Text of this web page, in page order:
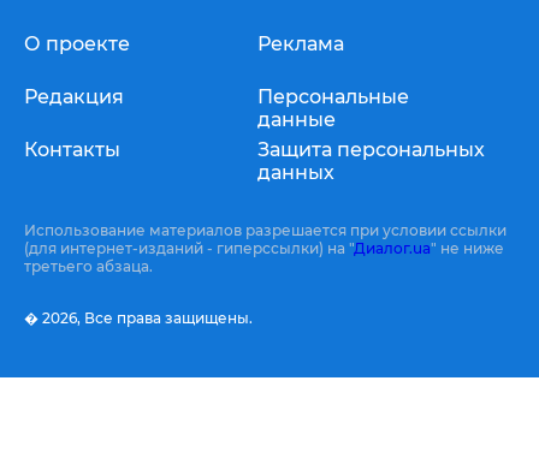
О проекте
Редакция
Контакты
Реклама
Персональные
данные
Защита персональных
данных
Использование материалов разрешается при условии ссылки
(для интернет-изданий - гиперссылки) на "Диалог.ua" не ниже
третьего абзаца.
� 2026, Все права защищены.